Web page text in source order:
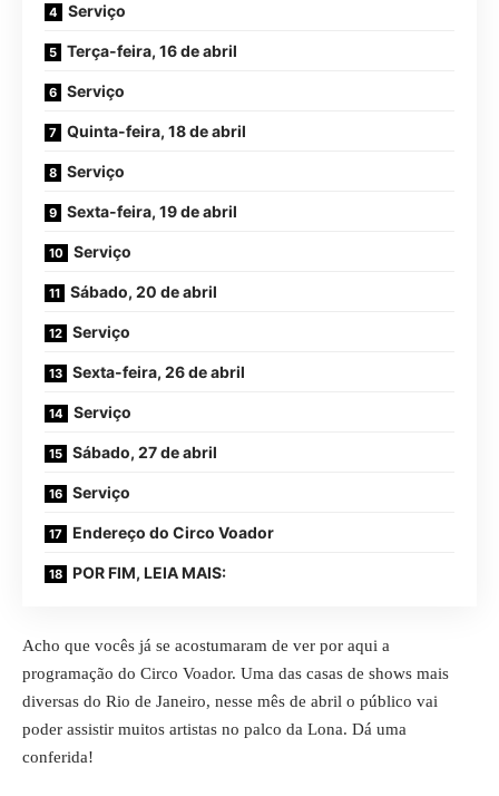
Serviço
Terça-feira, 16 de abril
Serviço
Quinta-feira, 18 de abril
Serviço
Sexta-feira, 19 de abril
Serviço
Sábado, 20 de abril
Serviço
Sexta-feira, 26 de abril
Serviço
Sábado, 27 de abril
Serviço
Endereço do Circo Voador
POR FIM, LEIA MAIS:
Acho que vocês já se acostumaram de ver por aqui a
programação do Circo Voador. Uma das casas de shows mais
diversas do Rio de Janeiro, nesse mês de abril o público vai
poder assistir muitos artistas no palco da Lona. Dá uma
conferida!